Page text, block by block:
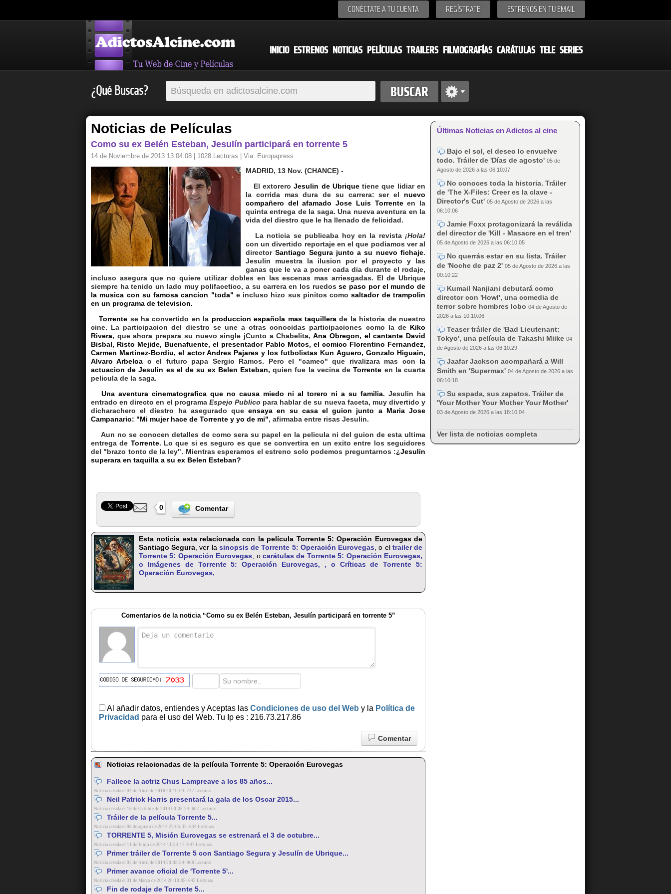
CONÉCTATE A TU CUENTA REGÍSTRATE ESTRENOS EN TU EMAIL
INICIO ESTRENOS NOTICIAS PELÍCULAS TRAILERS FILMOGRAFÍAS CARÁTULAS TELE SERIES
¿Qué Buscas?
Noticias de Películas
Como su ex Belén Esteban, Jesulín participará en torrente 5
14 de Noviembre de 2013 13:04:08 | 1028 Lecturas | Via: Europapress
MADRID, 13 Nov. (CHANCE) -
El extoreroJesulin de Ubriquetiene que lidiar en
la corrida mas dura de su carrera: ser el nuevo
compañero del afamado Jose Luis Torrenteen la
quinta entrega de la saga. Una nueva aventura en la
vida del diestro que le ha llenado de felicidad.
La noticia se publicaba hoy en la revista ¡Hola!
con un divertido reportaje en el que podiamos ver al
directorSantiago Segura junto a su nuevo fichaje.
Jesulin muestra la ilusion por el proyecto y las
ganas que le va a poner cada dia durante el rodaje,
incluso asegura que no quiere utilizar dobles en las escenas mas arriesgadas. El de Ubrique
siempre ha tenido un lado muy polifacetico, a su carrera en los ruedosse paso por el mundo de
la musica con su famosa cancion "toda" e incluso hizo sus pinitos comosaltador de trampolin
en un programa de television.
Torrente se ha convertido en la produccion española mas taquillerade la historia de nuestro
cine. La participacion del diestro se une a otras conocidas participaciones como la de Kiko
Rivera, que ahora prepara su nuevo single jCunto a Chabelita,Ana Obregon, el cantante David
Bisbal, Risto Mejide, Buenafuente, el presentador Pablo Motos, el comico Florentino Fernandez,
Carmen Martinez-Bordiu, el actor Andres Pajares y los futbolistas Kun Aguero, Gonzalo Higuain,
Alvaro Arbeloa o el futuro papa Sergio Ramos. Pero el "cameo" que rivalizara mas con la
actuacion de Jesulin es el de su ex Belen Esteban, quien fue la vecina deTorrente en la cuarta
pelicula de la saga.
Una aventura cinematografica que no causa miedo ni al torero ni a su familia. Jesulin ha
entrado en directo en el programa Espejo Publico para hablar de su nueva faceta, muy divertido y
dicharachero el diestro ha asegurado queensaya en su casa el guion junto a Maria Jose
Campanario: "Mi mujer hace de Torrente y yo de mi", afirmaba entre risas Jesulin.
Aun no se conocen detalles de como sera su papel en la pelicula ni del guion de esta ultima
entrega de Torrente. Lo que si es seguro es que se convertira en un exito entre los seguidores
del "brazo tonto de la ley". Mientras esperamos el estreno solo podemos preguntarnos :¿Jesulin
superara en taquilla a su ex Belen Esteban?
0 Comentar
Esta noticia esta relacionada con la película Torrente 5: Operación Eurovegas de
Santiago Segura , ver la sinopsis de Torrente 5: Operación Eurovegas , o el trailer de
Torrente 5: Operación Eurovegas , ocarátulas de Torrente 5: Operación Eurovegas,
o Imágenes de Torrente 5: Operación Eurovegas, , o Críticas de Torrente 5:
Operación Eurovegas,
Comentarios de la noticia “Como su ex Belén Esteban, Jesulín participará en torrente 5”
Al añadir datos, entiendes y Aceptas las Condiciones de uso del Web y la Política de
Privacidad para el uso del Web. Tu Ip es : 216.73.217.86
Comentar
Noticias relacionadas de la película Torrente 5: Operación Eurovegas
Fallece la actriz Chus Lampreave a los 85 años...
Noticia creada el 04 de Abril de 2016 20:10:04- 747 Lecturas
Neil Patrick Harris presentará la gala de los Oscar 2015...
Noticia creada el 16 de Octubre de 2014 00:05:24- 607 Lecturas
Tráiler de la película Torrente 5...
Noticia creada el 08 de agosto de 2014 22:05:32- 634 Lecturas
TORRENTE 5, Misión Eurovegas se estrenará el 3 de octubre...
Noticia creada el 11 de Junio de 2014 11:33:17- 947 Lecturas
Primer tráiler de Torrente 5 con Santiago Segura y Jesulín de Ubrique...
Noticia creada el 02 de Abril de 2014 20:05:34- 908 Lecturas
Primer avance oficial de 'Torrente 5'...
Noticia creada el 31 de Marzo de 2014 20:10:05- 643 Lecturas
Fin de rodaje de Torrente 5...
Últimas Noticias en Adictos al cine
Bajo el sol, el deseo lo envuelve
todo. Tráiler de 'Días de agosto' 05 de
Agosto de 2026 a las 06:10:07
No conoces toda la historia. Tráiler
de 'The X-Files: Creer es la clave -
Director's Cut' 05 de Agosto de 2026 a las
06:10:06
Jamie Foxx protagonizará la reválida
del director de 'Kill - Masacre en el tren'
05 de Agosto de 2026 a las 06:10:05
No querrás estar en su lista. Tráiler
de 'Noche de paz 2' 05 de Agosto de 2026 a las
00:10:22
Kumail Nanjiani debutará como
director con 'Howl', una comedia de
terror sobre hombres lobo 04 de Agosto de
2026 a las 10:10:06
Teaser tráiler de 'Bad Lieutenant:
Tokyo', una película de Takashi Miike 04
de Agosto de 2026 a las 06:10:29
Jaafar Jackson acompañará a Will
Smith en 'Supermax' 04 de Agosto de 2026 a las
06:10:18
Su espada, sus zapatos. Tráiler de
'Your Mother Your Mother Your Mother'
03 de Agosto de 2026 a las 18:10:04
Ver lista de noticias completa